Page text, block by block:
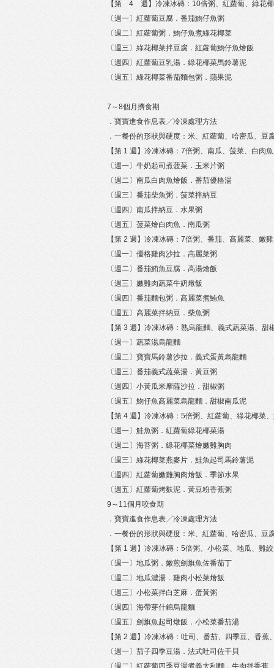
【第 4 週】冷凍冰磚：10倍粥、紅蘿蔔、綠花
〔週一〕紅蘿蔔豆腐．番茄魩仔魚粥
〔週二〕紅蘿蔔粥．魩仔魚煮綠花椰菜
〔週三〕綠花椰菜拌豆腐．紅蘿蔔魩仔魚燴飯
〔週四〕紅蘿蔔豆乳湯．綠花椰菜馬鈴薯泥
〔週五〕綠花椰菜番茄麵包粥．蘋果泥
7～8個月擠食期
．寶寶進食作息表╱冷凍處理方法
．一餐份的形狀與硬度：米、紅蘿蔔、哈密瓜、豆
【第 1 週】冷凍冰磚：7倍粥、南瓜、菠菜、白肉
〔週一〕牛奶起司煮菠菜．玉米片粥
〔週二〕南瓜白肉魚燴飯．番茄優格湯
〔週三〕番茄柴魚粥．菠菜拌納豆
〔週四〕南瓜拌納豆．水果粥
〔週五〕菠菜燴白肉魚．南瓜粥
【第 2 週】冷凍冰磚：7倍粥、番茄、高麗菜、嫩
〔週一〕優格雞肉沙拉．高麗菜粥
〔週二〕番茄鮪魚豆腐．高湯燴飯
〔週三〕嫩雞肉蔬菜牛奶燉飯
〔週四〕番茄麵包粥．高麗菜煮鮪魚
〔週五〕高麗菜拌納豆．柴魚粥
【第 3 週】冷凍冰磚：熟烏龍麵、義式蔬菜湯、甜
〔週一〕蔬菜湯烏龍麵
〔週二〕寶寶馬鈴薯沙拉．義式蛋黃烏龍麵
〔週三〕番茄義式蔬菜湯．黃豆粥
〔週四〕小黃瓜米摩薩沙拉．甜椒粥
〔週五〕魩仔魚高麗菜烏龍麵．甜椒南瓜泥
【第 4 週】冷凍冰磚：5倍粥、紅蘿蔔、綠花椰菜
〔週一〕鮭魚粥．紅蘿蔔綠花椰菜湯
〔週二〕海苔粥．綠花椰菜燴嫩雞胸肉
〔週三〕綠花椰菜燕麥片．鮭魚起司馬鈴薯泥
〔週四〕紅蘿蔔嫩雞胸肉燴飯．季節水果
〔週五〕紅蘿蔔烤麩泥．黃豆粉香蕉粥
9～11個月咬食期
．寶寶進食作息表╱冷凍處理方法
．一餐份的形狀與硬度：米、紅蘿蔔、哈密瓜、豆
【第 1 週】冷凍冰磚：5倍粥、小松菜、地瓜、雞
〔週一〕地瓜粥．嫩煎劍旗魚佐番茄丁
〔週二〕地瓜濃湯．雞肉小松菜燴飯
〔週三〕小松菜拌白芝麻．蛋黃粥
〔週四〕海帶芽什錦烏龍麵
〔週五〕劍旗魚起司燉飯．小松菜番茄湯
【第 2 週】冷凍冰磚：吐司、番茄、四季豆、香蕉
〔週一〕茄子四季豆湯．法式吐司佐干貝
〔週二〕紅蘿蔔四季豆湯煮義大利麵．牛肉拌香蕉